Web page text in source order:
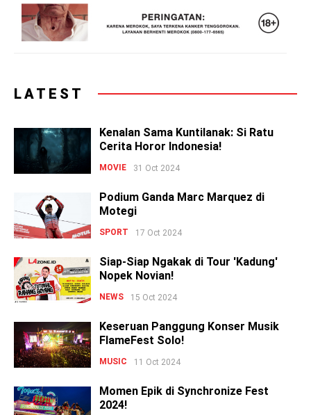
LATEST
Kenalan Sama Kuntilanak: Si Ratu
Cerita Horor Indonesia!
MOVIE 31 Oct 2024
Podium Ganda Marc Marquez di
Motegi
SPORT 17 Oct 2024
Siap-Siap Ngakak di Tour 'Kadung'
Nopek Novian!
NEWS 15 Oct 2024
Keseruan Panggung Konser Musik
FlameFest Solo!
MUSIC 11 Oct 2024
Momen Epik di Synchronize Fest
2024!